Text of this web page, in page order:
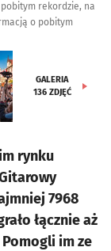
rekordzie, na
o pobitym
GALERIA
136 ZDJĘĆ
rynku
7968
łącznie aż
im ze